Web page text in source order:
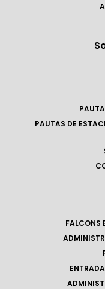
PAUTAS DE
FALCONS